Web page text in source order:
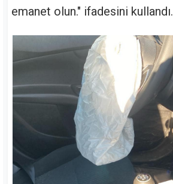
emanet olun." ifadesini kullandı.